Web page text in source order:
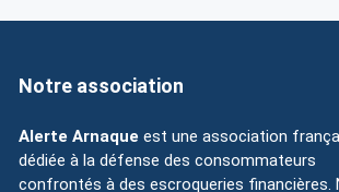
Notre association
Alerte Arnaque est une association
dédiée à la défense des consommateurs
confrontés à des escroqueries financières.